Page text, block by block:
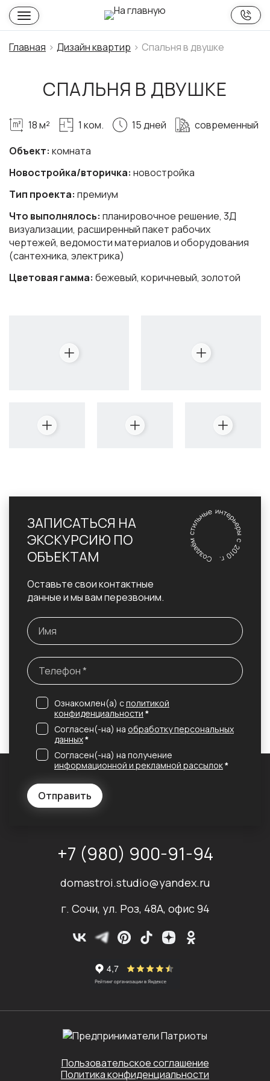
Главная Дизайн квартир Спальня в двушке
СПАЛЬНЯ В ДВУШКЕ
Объект: комната
Новостройка/вторичка: новостройка
Тип проекта: премиум
Что выполнялось: планировочное решение, 3Д
визуализации, расширенный пакет рабочих
чертежей, ведомости материалов и оборудования
(сантехника, электрика)
Цветовая гамма: бежевый, коричневый, золотой
18 м² 1 ком. 15 дней современный
ЗАПИСАТЬСЯ НА
ЭКСКУРСИЮ ПО
ОБЪЕКТАМ
Оставьте свои контактные
данные и мы вам перезвоним.
Отправить
Ознакомлен(а) сполитикой
конфиденциальности *
Согласен(-на) на обработку персональных
данных*
Согласен(-на) на получение
информационной и рекламной рассылок*
+7 (980) 900-91-94
domastroi.studio@yandex.ru
г. Сочи, ул. Роз, 48А, офис 94
Пользовательское соглашение
Политика конфиденциальности